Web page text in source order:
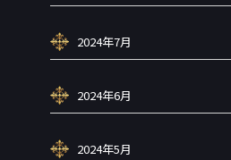
2024年7月
2024年6月
2024年5月